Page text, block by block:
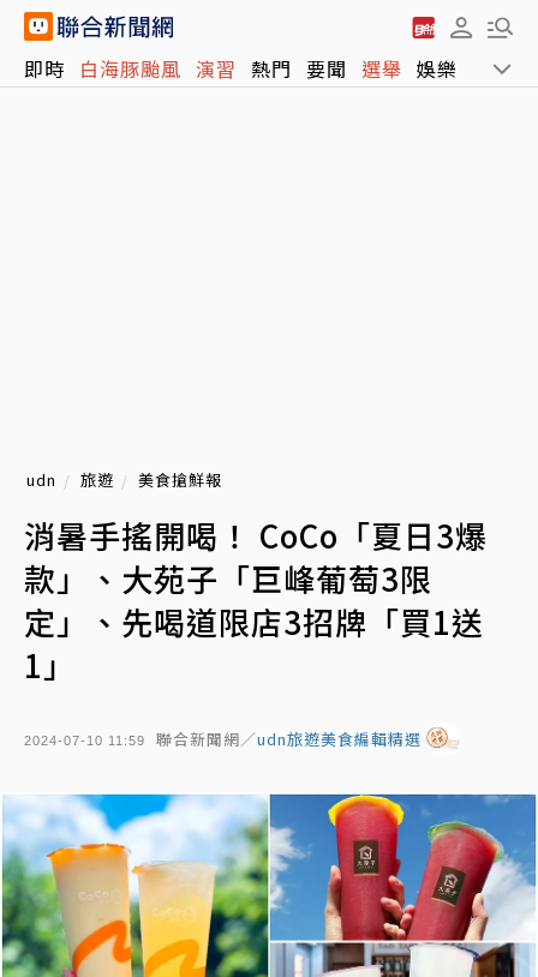
即時 白海豚颱風 演習 熱門 要聞 選舉 娛樂 運動
udn 旅遊 美食搶鮮報
消暑手搖開喝！ CoCo「夏日3爆
款」、大苑子「巨峰葡萄3限
定」、先喝道限店3招牌「買1送
1」
2024-07-10 11:59 聯合新聞網／udn旅遊美食編輯精選